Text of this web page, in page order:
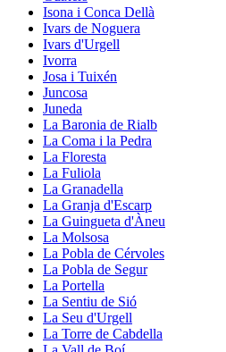
Isona i Conca Dellà
Ivars de Noguera
Ivars d'Urgell
Ivorra
Josa i Tuixén
Juncosa
Juneda
La Baronia de Rialb
La Coma i la Pedra
La Floresta
La Fuliola
La Granadella
La Granja d'Escarp
La Guingueta d'Àneu
La Molsosa
La Pobla de Cérvoles
La Pobla de Segur
La Portella
La Sentiu de Sió
La Seu d'Urgell
La Torre de Cabdella